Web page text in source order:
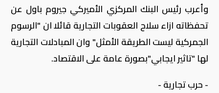
وأعرب رئيس البنك المركزي الأميركي جيروم باول عن
تحفظاته ازاء سلاح العقوبات التجارية قائلا ان "الرسوم
الجمركية ليست الطريقة الأمثل" وان المبادلات التجارية
لها "تاثير ايجابي"بصورة عامة على الاقتصاد.
- حرب تجارية -